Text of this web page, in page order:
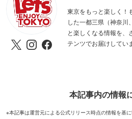
東京をもっと楽しく！
した一都三県（神奈川
と楽しくなる情報を、
テンツでお届けしてい
本記事内の情報
※本記事は運営元による公式リリース時点の情報を基に